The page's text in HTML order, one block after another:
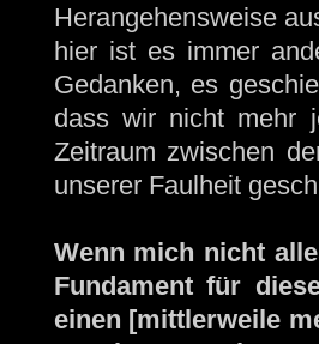
Herangehensweise
hier ist es immer
Gedanken, es
dass wir nicht mehr
Zeitraum zwischen
unserer Faulheit
Wenn mich nicht
Fundament für
einen [mittlerweile